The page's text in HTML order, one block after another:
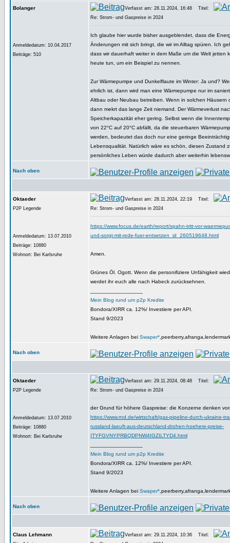
Bolanger
Anmeldedatum: 10.04.2017
Beiträge: 510
Verfasst am: 28.11.2024, 16:48
Titel:
Re: Strom- und Gaspreise in 2024
Ich glaube hier wurde bisher ausgeblendet, dass die
Änderungen mit sich bringt, die wir im Alltag spüren. Ich
dass wir dauerhaft weiter in dem Maße um die Welt jetten
heute tun, um ein Beispiel zu nennen.
Zur Wärmepumpe und Dunkelflaute im Winter: Ja und?
ehrlich ist, dann wird man eine Wärmepumpe nur im
Altbau oder Neubau betreiben. Wenn in solchen Häusern
dann mekrt das lange Zeit niemand. Der Wärmeverlust
Speicherkapazität eher gering. Selbst wenn die
von 22°C auf 20°C abfällt, da die steuerbaren
werden, bedeutet das doch nur eine geringe
Lebensqualität. Natürlich wäre es schön, diesen Zustand
persönliches Leben würde dadurch aber weiterhin
Nach oben
Oktaeder
P2P Legende
Anmeldedatum: 13.07.2010
Beiträge: 10880
Wohnort: Bei Karlsruhe
Verfasst am: 28.11.2024, 22:19
Titel:
Re: Strom- und Gaspreise in 2024
https://www.focus.de/earth/report/spahn-tritt-vor-
und-sorgt-mit-rede-fuer-entsetzen_id_260519648.html
Amen.
Grünes Öl. Ogott. Wenn die personifiziere Unfähigkeit
werdet ihr euch alle nach Habeck zurücksehnen.
Mein Blog rund um p2p Kredite
Bondora/XIRR ca. 12%/ Investiere per API.
Stand 9/2023
Weitere Anlagen bei Swaper*
Nach oben
Oktaeder
P2P Legende
Anmeldedatum: 13.07.2010
Beiträge: 10880
Wohnort: Bei Karlsruhe
Verfasst am: 29.11.2024, 08:48
Titel:
Re: Strom- und Gaspreise in 2024
der Grund für höhere Gaspreise: die Konzerne denken
https://www.rnd.de/wirtschaft/gas-pipeline-durch-ukraine-
russland-laeuft-aus-deutschland-drohen-hoehere-preise-
ITYFGVNYPRBQDPNW4IGZILTYD4.html
Mein Blog rund um p2p Kredite
Bondora/XIRR ca. 12%/ Investiere per API.
Stand 9/2023
Weitere Anlagen bei Swaper*
Nach oben
Claus Lehmann Verfasst am: 29.11.2024, 10:36
Titel: